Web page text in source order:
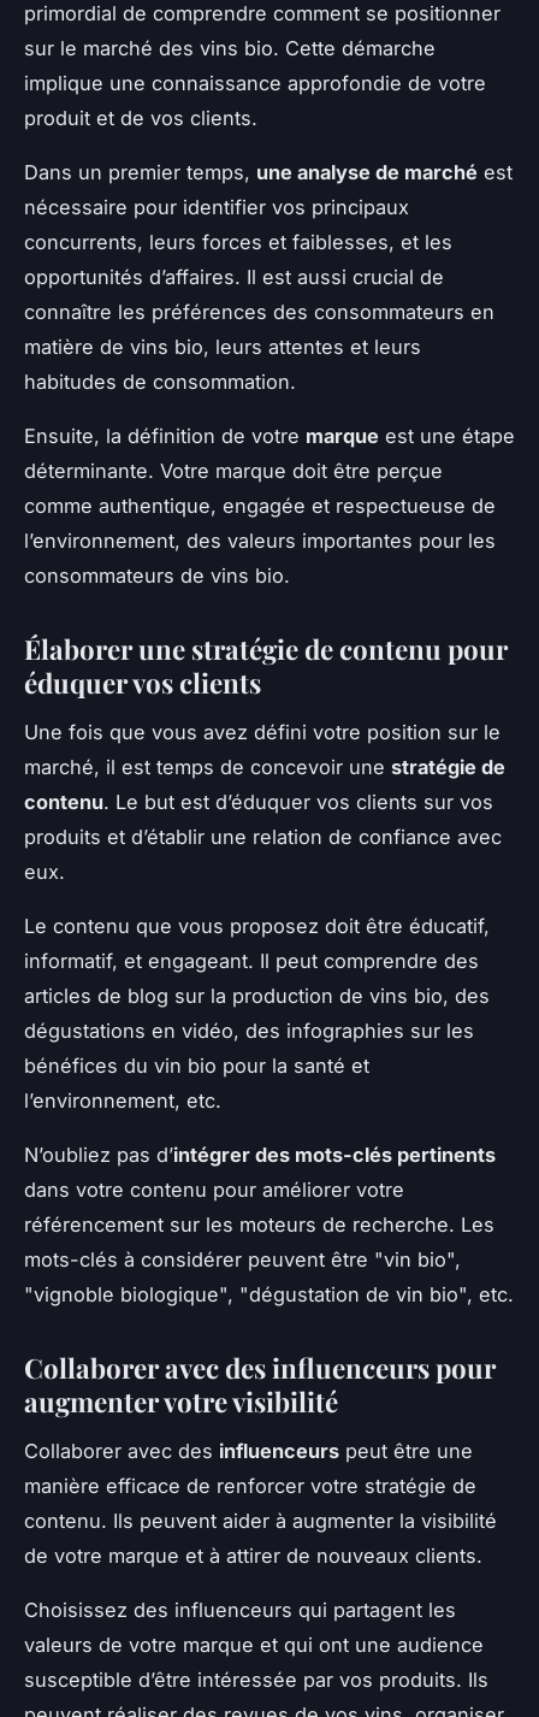
primordial de comprendre comment se positionner
sur le marché des vins bio. Cette démarche
implique une connaissance approfondie de votre
produit et de vos clients.
Dans un premier temps, une analyse de marché est
nécessaire pour identifier vos principaux
concurrents, leurs forces et faiblesses, et les
opportunités d’affaires. Il est aussi crucial de
connaître les préférences des consommateurs en
matière de vins bio, leurs attentes et leurs
habitudes de consommation.
Ensuite, la définition de votre marque est une étape
déterminante. Votre marque doit être perçue
comme authentique, engagée et respectueuse de
l’environnement, des valeurs importantes pour les
consommateurs de vins bio.
Élaborer une stratégie de contenu pour
éduquer vos clients
Une fois que vous avez défini votre position sur le
marché, il est temps de concevoir une stratégie de
contenu. Le but est d’éduquer vos clients sur vos
produits et d’établir une relation de confiance avec
eux.
Le contenu que vous proposez doit être éducatif,
informatif, et engageant. Il peut comprendre des
articles de blog sur la production de vins bio, des
dégustations en vidéo, des infographies sur les
bénéfices du vin bio pour la santé et
l’environnement, etc.
N’oubliez pas d’intégrer des mots-clés pertinents
dans votre contenu pour améliorer votre
référencement sur les moteurs de recherche. Les
mots-clés à considérer peuvent être "vin bio",
"vignoble biologique", "dégustation de vin bio", etc.
Collaborer avec des influenceurs pour
augmenter votre visibilité
Collaborer avec des influenceurs peut être une
manière efficace de renforcer votre stratégie de
contenu. Ils peuvent aider à augmenter la visibilité
de votre marque et à attirer de nouveaux clients.
Choisissez des influenceurs qui partagent les
valeurs de votre marque et qui ont une audience
susceptible d’être intéressée par vos produits. Ils